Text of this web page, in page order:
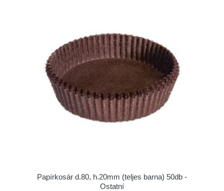
Papírkosár d.80, h.20mm (teljes barna) 50db -
Ostatní